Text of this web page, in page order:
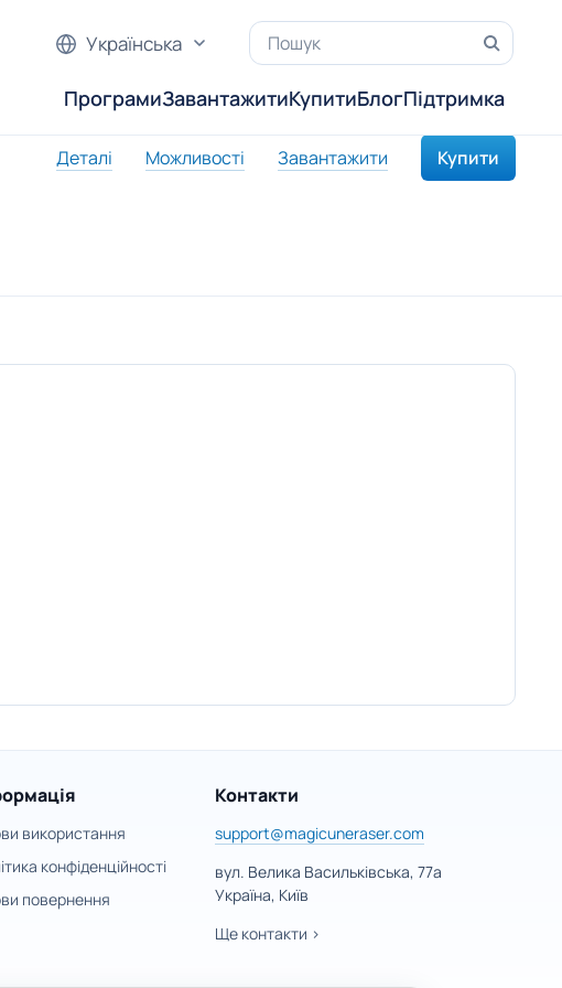
ПрограмиЗавантажитиКупитиБлогПідтримка
Українська
Деталі Можливості Завантажити Купити
використання
конфіденційності
повернення
Контакти
support@magicuneraser.com
вул. Велика Васильківська, 77а
Україна, Київ
Ще контакти >